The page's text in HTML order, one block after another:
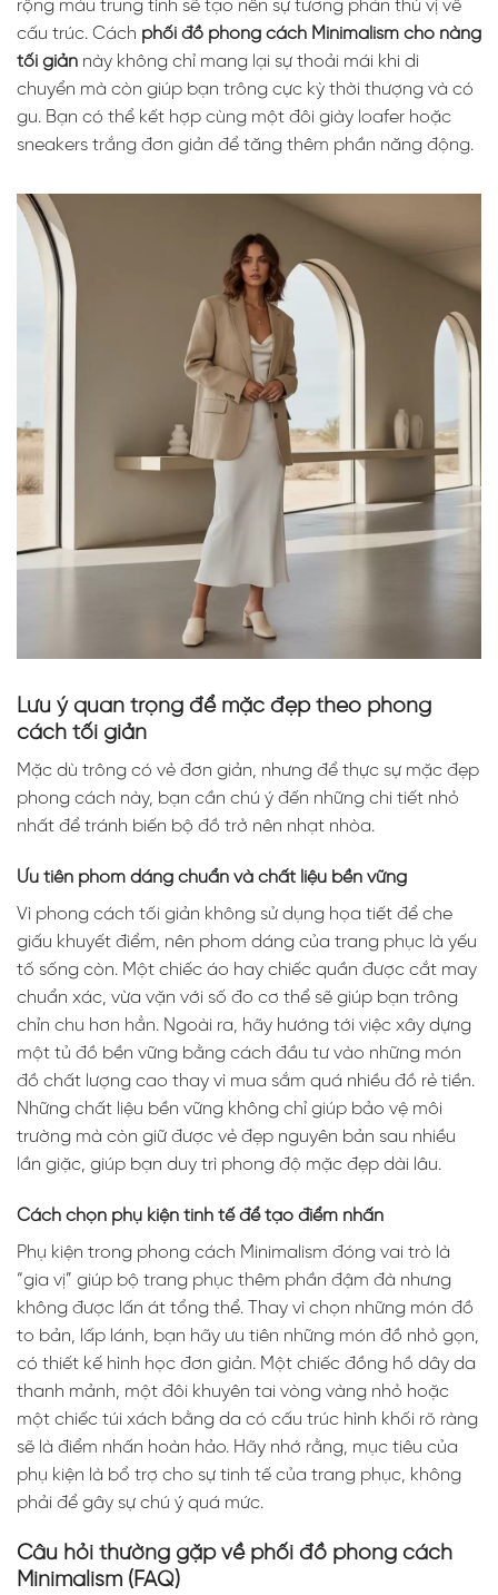
rộng màu trung tính sẽ tạo nên sự tương phản thú vị về
cấu trúc. Cách phối đồ phong cách Minimalism cho nàng
tối giản này không chỉ mang lại sự thoải mái khi di
chuyển mà còn giúp bạn trông cực kỳ thời thượng và có
gu. Bạn có thể kết hợp cùng một đôi giày loafer hoặc
sneakers trắng đơn giản để tăng thêm phần năng động.
Lưu ý quan trọng để mặc đẹp theo phong
cách tối giản
Mặc dù trông có vẻ đơn giản, nhưng để thực sự mặc đẹp
phong cách này, bạn cần chú ý đến những chi tiết nhỏ
nhất để tránh biến bộ đồ trở nên nhạt nhòa.
Ưu tiên phom dáng chuẩn và chất liệu bền vững
Vì phong cách tối giản không sử dụng họa tiết để che
giấu khuyết điểm, nên phom dáng của trang phục là yếu
tố sống còn. Một chiếc áo hay chiếc quần được cắt may
chuẩn xác, vừa vặn với số đo cơ thể sẽ giúp bạn trông
chỉn chu hơn hẳn. Ngoài ra, hãy hướng tới việc xây dựng
một tủ đồ bền vững bằng cách đầu tư vào những món
đồ chất lượng cao thay vì mua sắm quá nhiều đồ rẻ tiền.
Những chất liệu bền vững không chỉ giúp bảo vệ môi
trường mà còn giữ được vẻ đẹp nguyên bản sau nhiều
lần giặc, giúp bạn duy trì phong độ mặc đẹp dài lâu.
Cách chọn phụ kiện tinh tế để tạo điểm nhấn
Phụ kiện trong phong cách Minimalism đóng vai trò là
“gia vị” giúp bộ trang phục thêm phần đậm đà nhưng
không được lấn át tổng thể. Thay vì chọn những món đồ
to bản, lấp lánh, bạn hãy ưu tiên những món đồ nhỏ gọn,
có thiết kế hình học đơn giản. Một chiếc đồng hồ dây da
thanh mảnh, một đôi khuyên tai vòng vàng nhỏ hoặc
một chiếc túi xách bằng da có cấu trúc hình khối rõ ràng
sẽ là điểm nhấn hoàn hảo. Hãy nhớ rằng, mục tiêu của
phụ kiện là bổ trợ cho sự tinh tế của trang phục, không
phải để gây sự chú ý quá mức.
Câu hỏi thường gặp về phối đồ phong cách
Minimalism (FAQ)